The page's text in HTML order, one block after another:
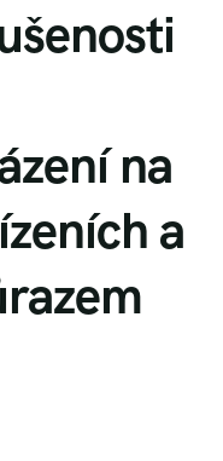
na
a